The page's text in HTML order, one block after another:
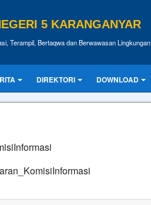
5 KARANGANYAR
Terampil, Bertaqwa dan Berwawasan Lingkungan
DIREKTORI DOWNLOAD